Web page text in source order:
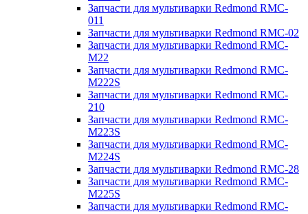
Запчасти для мультиварки Redmond RMC-
011
Запчасти для мультиварки Redmond RMC-02
Запчасти для мультиварки Redmond RMC-
M22
Запчасти для мультиварки Redmond RMC-
M222S
Запчасти для мультиварки Redmond RMC-
210
Запчасти для мультиварки Redmond RMC-
M223S
Запчасти для мультиварки Redmond RMC-
M224S
Запчасти для мультиварки Redmond RMC-28
Запчасти для мультиварки Redmond RMC-
M225S
Запчасти для мультиварки Redmond RMC-